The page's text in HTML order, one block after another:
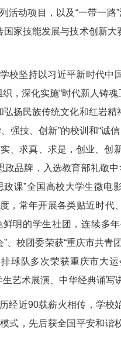
活动项目，以及“一带一
国家技能发展与技术创新
学校坚持以习近平新时代中
，深化实施“时代新人铸魂
弘扬民族传统文化和红岩
强技、创新”的校训和“诚
实、求真、求是，创业、
政品牌，入选教育部礼敬
课”全国高校大学生微电
，常年开展各类贴近时代
明的学生社团，连续多
、校团委荣获“重庆市共
球队多次荣获重庆市大
艺术展演、中华经典诵写
历经近90载薪火相传，学校
式，先后获全国平安和谐